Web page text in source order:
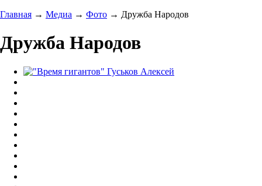
Главная → Медиа → Фото → Дружба Народов
Дружба Народов